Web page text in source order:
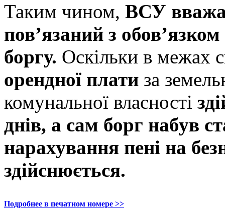
Таким чином, ВСУ
пов’язаний з
боргу. Оскільки в межах
орендної плати за
комунальної власності
днів, а сам борг набув
нарахування пені на
здійснюється.
Подробнее в печатном номере >>